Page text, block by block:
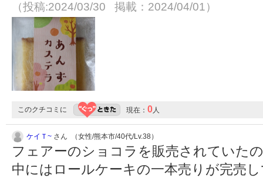
（投稿:2024/03/30 掲載：2024/04/01）
このクチコミに 現在： 0人
ケイＴ~ さん （女性/熊本市/40代/Lv.38）
フェアーのショコラを販売されていた
中にはロールケーキの一本売りが完売